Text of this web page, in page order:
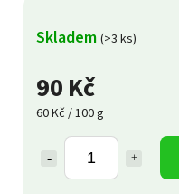
90 Kč
60 Kč / 100 g
Skladem (>3 ks)